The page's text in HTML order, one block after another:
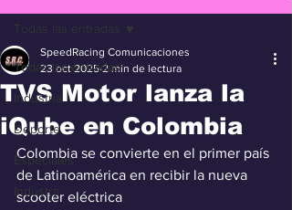
Todas las entradas
Industria
Deporte
Especiales
Industra
Todas las entradas
TVS Motor lanza la
iQube en Colombia
SpeedRacing Comunicaciones
23 oct 2025 2 min de lectura
Colombia se convierte en el primer país
de Latinoamérica en recibir la nueva
scooter eléctrica